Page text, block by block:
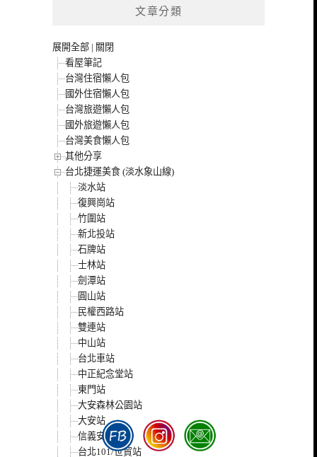
文章分類
展開全部 | 關閉
看屋筆記
台灣住宿懶人包
國外住宿懶人包
台灣旅遊懶人包
國外旅遊懶人包
台灣美食懶人包
其他分享
台北捷運美食 (淡水象山線)
淡水站
復興崗站
竹圍站
新北投站
石牌站
士林站
劍潭站
圓山站
民權西路站
雙連站
中山站
台北車站
中正紀念堂站
東門站
大安森林公園站
大安站
信義安和站
台北101/世貿站